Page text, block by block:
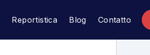
Reportistica Blog Contatto